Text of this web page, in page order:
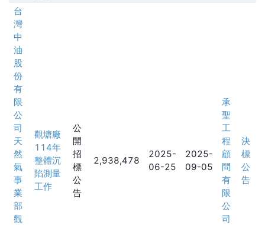
台
灣
中
油
股
份
有
限
公
司
天
然
氣
事
業
部
觀
觀塘廠
114年
整體沉
陷測量
工作
公
開
招
標
公
告
2,938,478
2025-
06-25
2025-
09-05
承
聖
工
程
顧
問
有
限
公
司
決
標
公
告